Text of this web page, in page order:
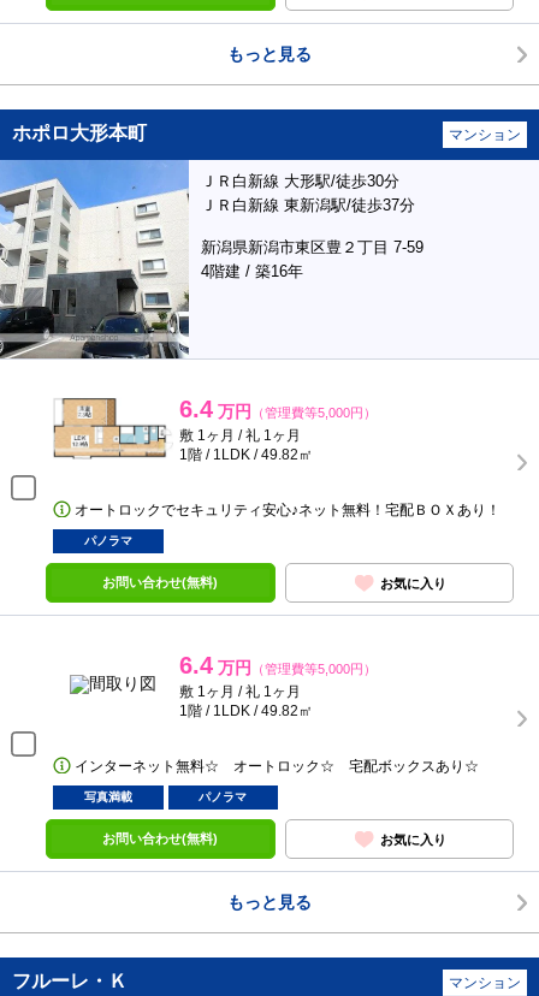
もっと見る
ホポロ大形本町 マンション
ＪＲ白新線 大形駅/徒歩30分
ＪＲ白新線 東新潟駅/徒歩37分
新潟県新潟市東区豊２丁目 7-59
4階建 / 築16年
6.4 万円 （管理費等5,000円）
敷 1ヶ月 / 礼 1ヶ月
1階 / 1LDK / 49.82㎡
オートロックでセキュリティ安心♪ネット無料！宅配ＢＯＸあり！
パノラマ
お問い合わせ(無料) お気に入り
6.4 万円 （管理費等5,000円）
敷 1ヶ月 / 礼 1ヶ月
1階 / 1LDK / 49.82㎡
インターネット無料☆ オートロック☆ 宅配ボックスあり☆
写真満載 パノラマ
お問い合わせ(無料) お気に入り
もっと見る
フルーレ・Ｋ マンション